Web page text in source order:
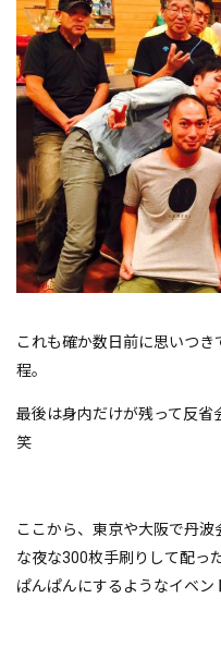
これも確か数日前に思いつ
程。
最後は身内だけが残って反省
笑
ここから、東京や大阪で丹
な夜な300枚手刷りして配っ
ぱんぱんにするようなイベン